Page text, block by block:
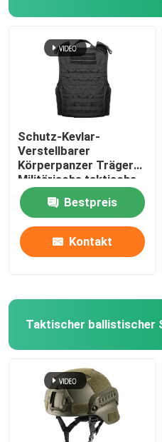
Schutz-Kevlar-
Verstellbarer
Körperpanzer Träger
Militärische taktische
kugelsichere Weste mit
NIJ IIIA Bestpreis
Kontakt
Taktischer ballistischer